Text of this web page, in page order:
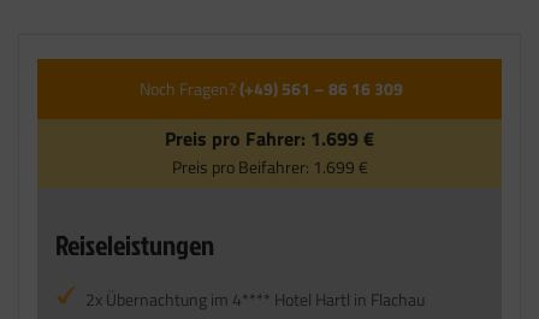
Noch Fragen?(+49) 561 – 86 16 309
Preis pro Fahrer: 1.699 €
Preis pro Beifahrer: 1.699 €
Reiseleistungen
2x Übernachtung im 4**** Hotel Hartl in Flachau